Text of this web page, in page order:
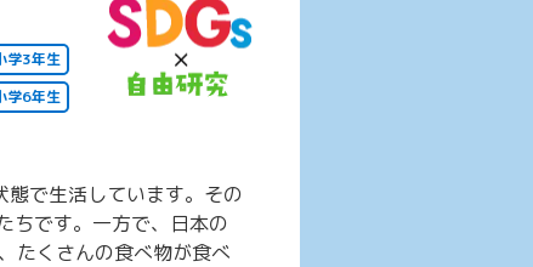
学3年生
学6年生
で生活しています。その
ちです。一方で、日本の
たくさんの食べ物が食べ